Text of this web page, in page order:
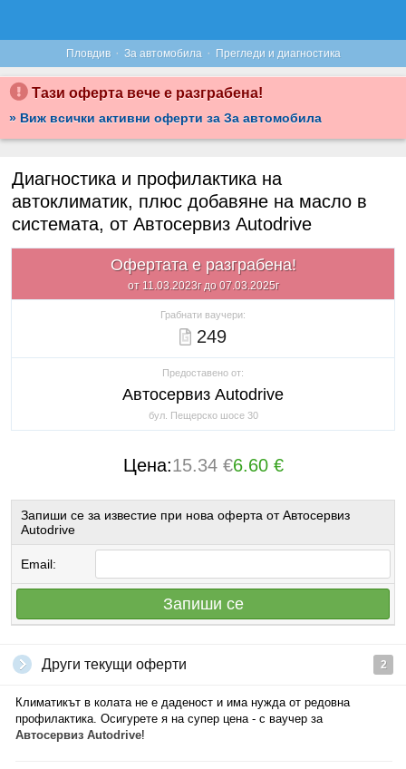
Пловдив · За автомобила · Прегледи и диагностика
Тази оферта вече е разграбена!
» Виж всички активни оферти за За автомобила
Диагностика и профилактика на
автоклиматик, плюс добавяне на масло в
системата, от Автосервиз Autodrive
Офертата е разграбена!
от 11.03.2023г до 07.03.2025г
Грабнати ваучери:
249
Предоставено от:
Автосервиз Autodrive
бул. Пещерско шосе 30
Цена:15.34 €6.60 €
Запиши се за известие при нова оферта от Автосервиз
Autodrive
Email:
Запиши се
Други текущи оферти 2
Климатикът в колата не е даденост и има нужда от редовна
профилактика. Осигурете я на супер цена - с ваучер за
Автосервиз Autodrive!